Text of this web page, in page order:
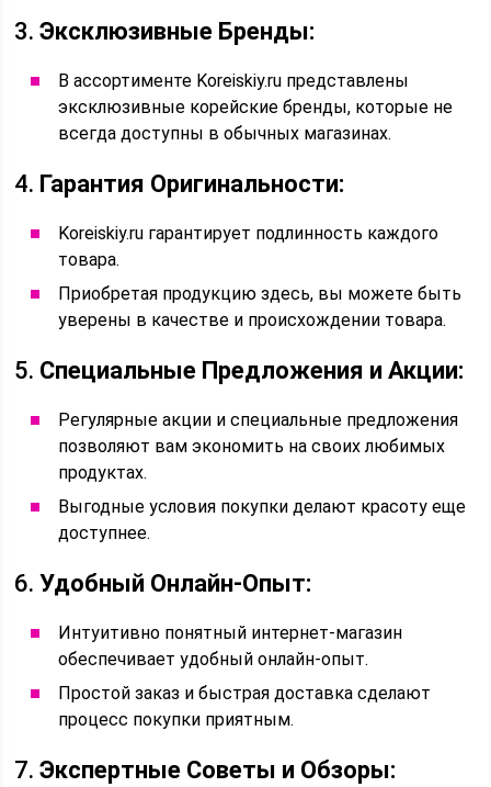
3.Эксклюзивные Бренды:
В ассортименте Koreiskiy.ru представлены
эксклюзивные корейские бренды, которые не
всегда доступны в обычных магазинах.
4. Гарантия Оригинальности:
Koreiskiy.ru гарантирует подлинность каждого
товара.
Приобретая продукцию здесь, вы можете быть
уверены в качестве и происхождении товара.
5. Специальные Предложения и Акции:
Регулярные акции и специальные предложения
позволяют вам экономить на своих любимых
продуктах.
Выгодные условия покупки делают красоту еще
доступнее.
6.Удобный Онлайн-Опыт:
Интуитивно понятный интернет-магазин
обеспечивает удобный онлайн-опыт.
Простой заказ и быстрая доставка сделают
процесс покупки приятным.
7.Экспертные Советы и Обзоры: